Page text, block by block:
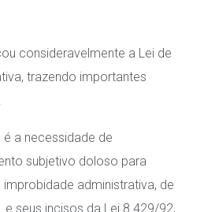
consideravelmente a Lei de
trazendo importantes
a necessidade de
subjetivo doloso para
administrativa, de
seus incisos da Lei 8.429/92,